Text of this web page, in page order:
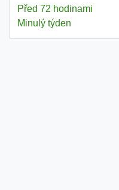
Před 72 hodinami
Minulý týden